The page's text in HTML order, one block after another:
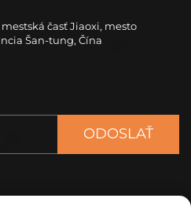
časť Jiaoxi, mesto
Šan-tung, Čína
ODOSLAŤ